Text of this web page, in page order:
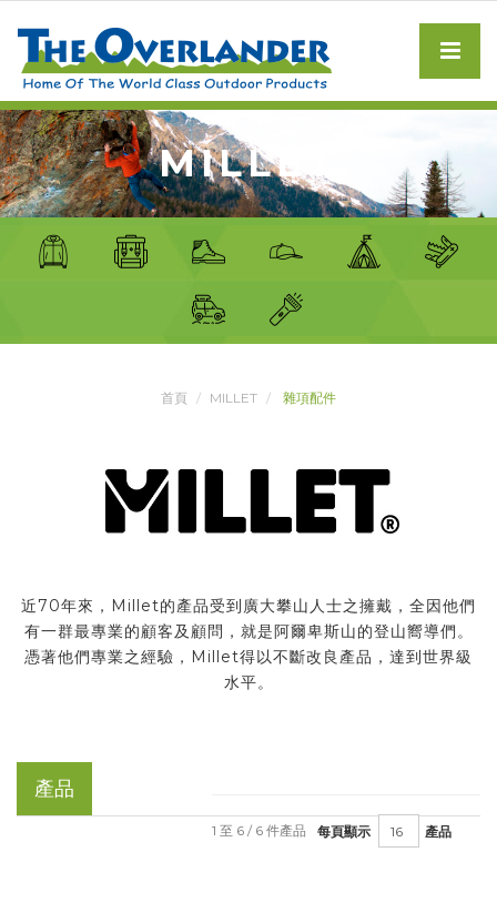
MILLET
首頁 MILLET 雜項配件
近70年來，Millet的產品受到廣大攀山人士之擁戴，全因他們
有一群最專業的顧客及顧問，就是阿爾卑斯山的登山嚮導們。
憑著他們專業之經驗，Millet得以不斷改良產品，達到世界級
水平。
產品
每頁顯示 產品
1 至 6 / 6 件產品